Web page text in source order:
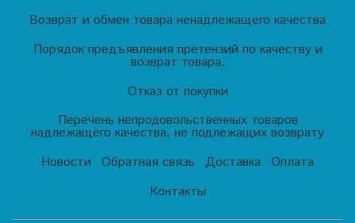
Возврат и обмен товара ненадлежащего качества
Порядок предъявления претензий по качеству и
возврат товара.
Отказ от покупки
Перечень непродовольственных товаров
надлежащего качества, не подлежащих возврату
Новости
Обратная связь Доставка
Оплата
Контакты